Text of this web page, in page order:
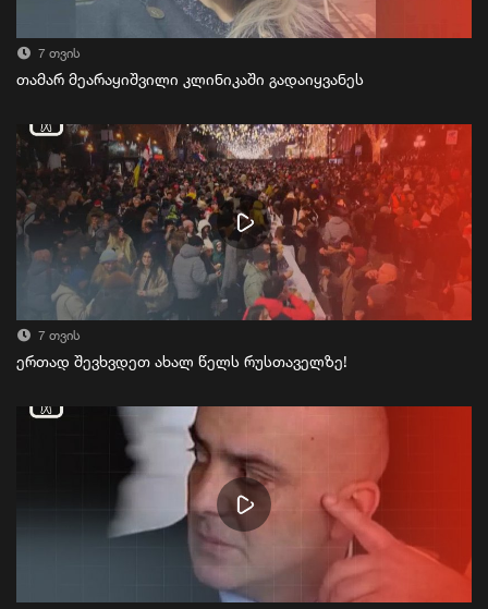
7 თვის
თამარ მეარაყიშვილი კლინიკაში გადაიყვანეს
7 თვის
ერთად შევხვდეთ ახალ წელს რუსთაველზე!